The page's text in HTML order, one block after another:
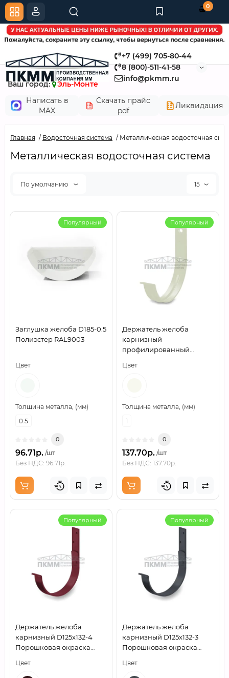
+7 (499) 705-80-44
8 (800)-511-41-58
info@pkmm.ru
Ваш город:
Эль-Монте
Написать в
MAX
Скачать прайс
pdf
Ликвидация
0
Главная Водосточная система Металлическая водосточная
Металлическая водосточная система
По умолчанию 15
Популярный
Заглушка желоба D185-0.5
Полиэстер RAL9003
Цвет
Толщина металла, (мм)
0.5
0
96.71р. /шт
Без НДС: 96.71р.
Популярный
Держатель желоба
карнизный
профилированный
Высокопрочный
Цвет
Толщина металла, (мм)
1
0
137.70р. /шт
Без НДС: 137.70р.
Популярный
Держатель желоба
карнизный D125х132-4
Порошковая окраска
Цвет
Популярный
Держатель желоба
карнизный D125х132-3
Порошковая окраска
Цвет